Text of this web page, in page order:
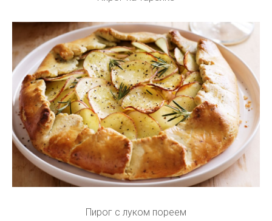
Пирог с луком пореем